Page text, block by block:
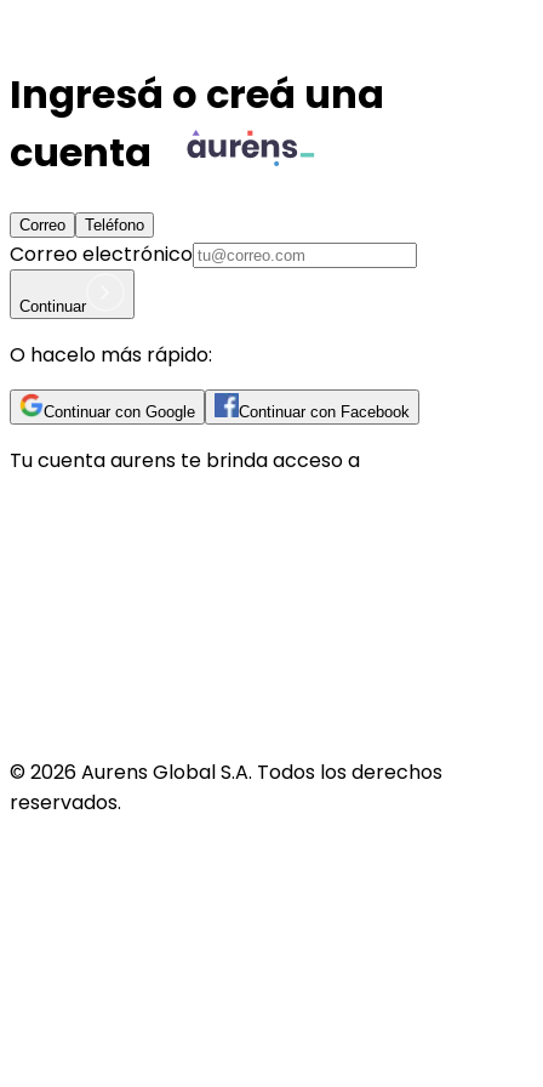
Ingresá o creá una
cuenta
Correo Teléfono
Correo electrónico
Continuar
O hacelo más rápido:
Continuar con Google Continuar con Facebook
Tu cuentaaurens te brinda acceso a
©2026Aurens Global S.A. Todos los derechos
reservados.